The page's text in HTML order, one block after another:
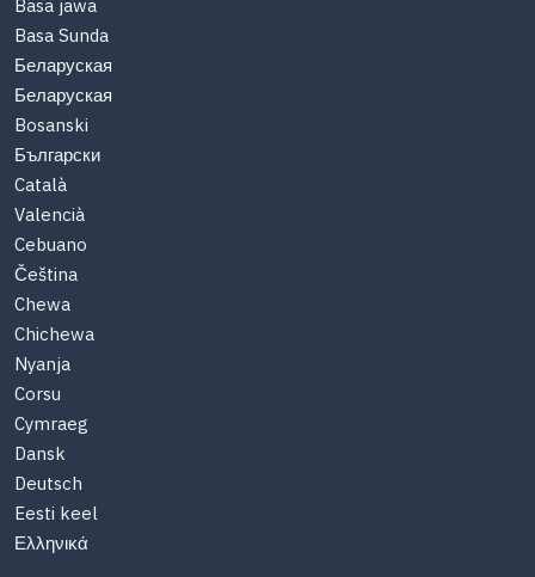
Basa jawa
Basa Sunda
Беларуская
Беларуская
Bosanski
Български
Català
Valencià
Cebuano
Čeština
Chewa
Chichewa
Nyanja
Corsu
Cymraeg
Dansk
Deutsch
Eesti keel
Ελληνικά